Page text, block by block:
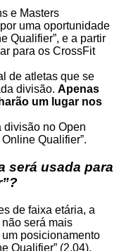
e Masters
uma oportunidade
Qualifier”, e a partir
para os CrossFit
de atletas que se
divisão. Apenas
um lugar nos
divisão no Open
Qualifier”.
será usada para
de faixa etária, a
será mais
posicionamento
Qualifier” (2.04).